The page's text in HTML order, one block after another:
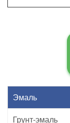
Эмаль
Грунт-эмаль